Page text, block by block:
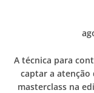
A técnica para
captar a
masterclass na